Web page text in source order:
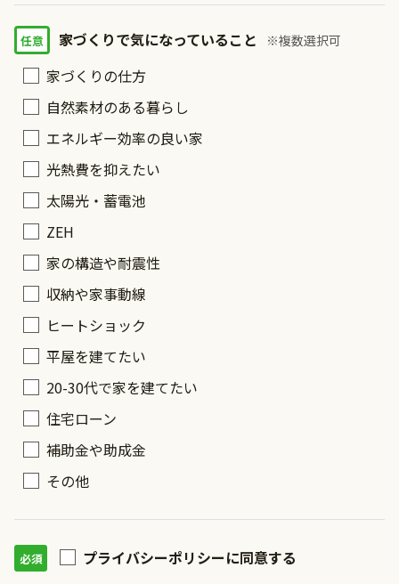
家づくりで気になっていること ※複数選択可
家づくりの仕方
自然素材のある暮らし
エネルギー効率の良い家
光熱費を抑えたい
太陽光・蓄電池
ZEH
家の構造や耐震性
収納や家事動線
ヒートショック
平屋を建てたい
20-30代で家を建てたい
住宅ローン
補助金や助成金
その他
プライバシーポリシーに同意する